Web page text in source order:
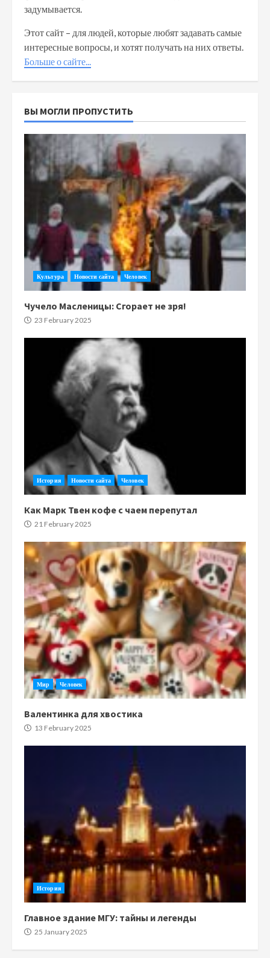
задумывается.
Этот сайт – для людей, которые любят задавать самые
интересные вопросы, и хотят получать на них ответы.
Больше о сайте...
ВЫ МОГЛИ ПРОПУСТИТЬ
Культура Новости сайта Человек
Чучело Масленицы: Сгорает не зря!
23 February 2025
История Новости сайта Человек
Как Марк Твен кофе с чаем перепутал
21 February 2025
Мир Человек
Валентинка для хвостика
13 February 2025
История
Главное здание МГУ: тайны и легенды
25 January 2025